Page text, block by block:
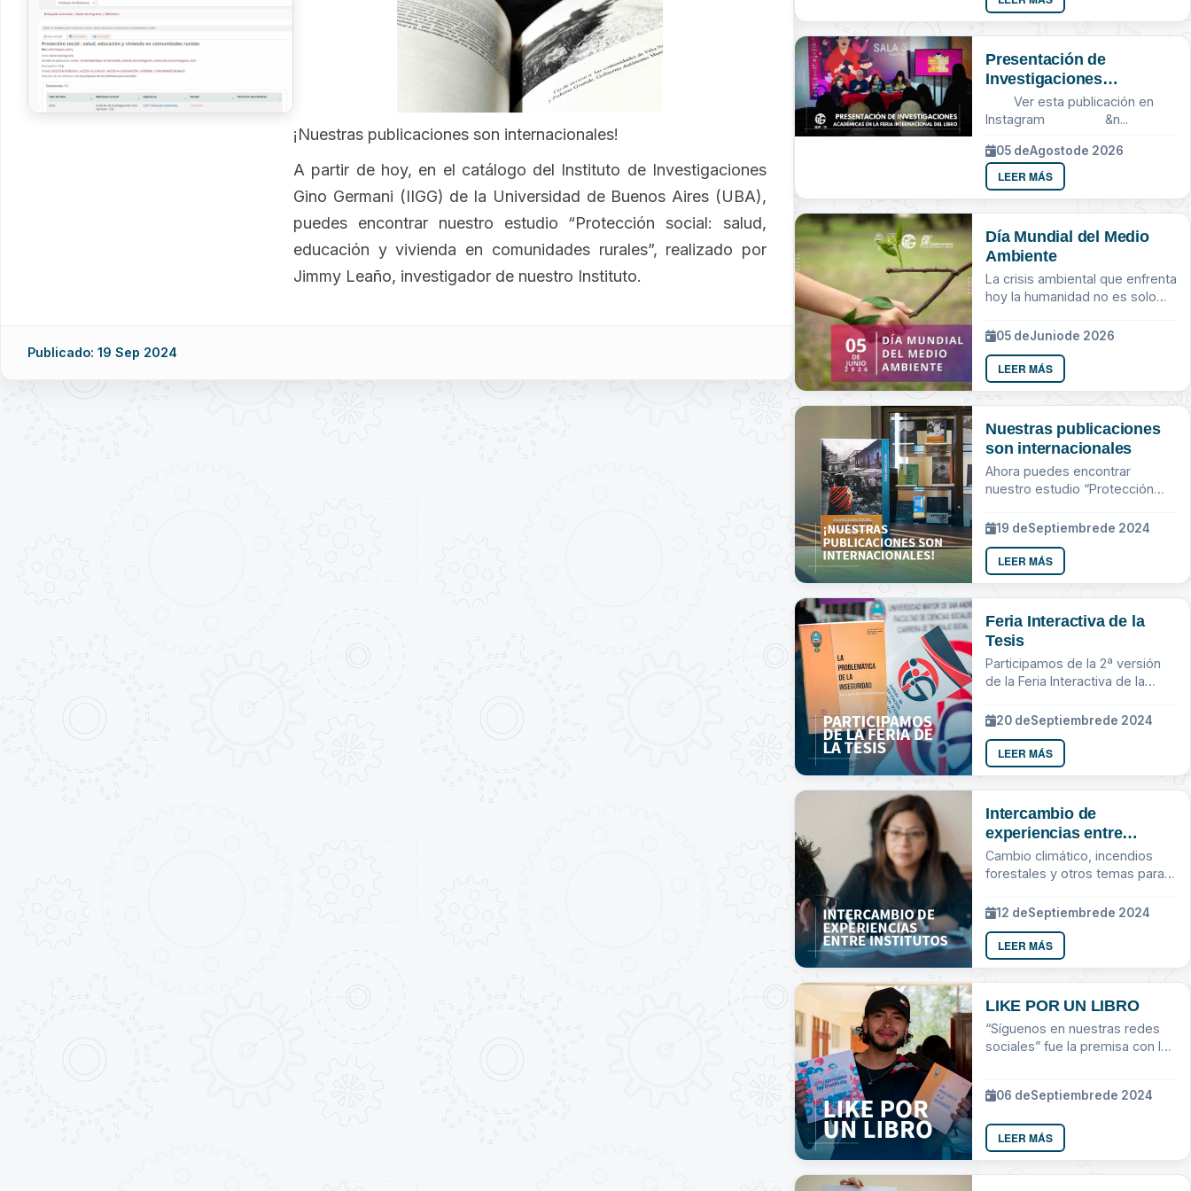
¡Nuestras publicaciones son internacionales!
A partir de hoy, en el catálogo del Instituto de Investigaciones
Gino Germani (IIGG) de la Universidad de Buenos Aires (UBA),
puedes encontrar nuestro estudio “Protección social: salud,
educación y vivienda en comunidades rurales”, realizado por
Jimmy Leaño, investigador de nuestro Instituto.
Publicado: 19 Sep 2024
Presentación de
Investigaciones
Académicas en la Feria
Internacional del Libro
Ver esta publicación en
Instagram &n...
05 deAgostode 2026
LEER MÁS
Día Mundial del Medio
Ambiente
La crisis ambiental que enfrenta
hoy la humanidad no es solo
profunda expresión de una
05 deJuniode 2026
LEER MÁS
Nuestras publicaciones
son internacionales
Ahora puedes encontrar
nuestro estudio “Protección
vivienda en comunidades
19 deSeptiembrede 2024
LEER MÁS
Feria Interactiva de la
Tesis
Participamos de la 2ª versión
de la Feria Interactiva de la
20 deSeptiembrede 2024
LEER MÁS
Intercambio de
experiencias entre
institutos
Cambio climático, incendios
forestales y otros temas para
en investigaciones
12 deSeptiembrede 2024
LEER MÁS
LIKE POR UN LIBRO
“Síguenos en nuestras redes
sociales” fue la premisa con la
06 deSeptiembrede 2024
LEER MÁS